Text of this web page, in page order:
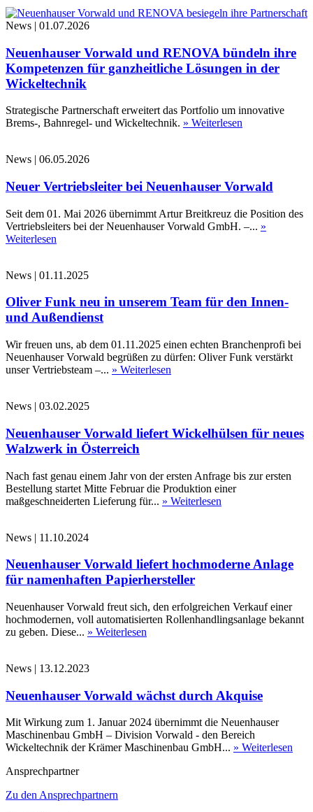
News | 01.07.2026
Neuenhauser Vorwald und RENOVA bündeln ihre
Kompetenzen für ganzheitliche Lösungen in der
Wickeltechnik
Strategische Partnerschaft erweitert das Portfolio um innovative
Brems-, Bahnregel- und Wickeltechnik. » Weiterlesen
News | 06.05.2026
Neuer Vertriebsleiter bei Neuenhauser Vorwald
Seit dem 01. Mai 2026 übernimmt Artur Breitkreuz die Position des
Vertriebsleiters bei der Neuenhauser Vorwald GmbH. –... »
Weiterlesen
News | 01.11.2025
Oliver Funk neu in unserem Team für den Innen-
und Außendienst
Wir freuen uns, ab dem 01.11.2025 einen echten Branchenprofi bei
Neuenhauser Vorwald begrüßen zu dürfen: Oliver Funk verstärkt
unser Vertriebsteam –... » Weiterlesen
News | 03.02.2025
Neuenhauser Vorwald liefert Wickelhülsen für neues
Walzwerk in Österreich
Nach fast genau einem Jahr von der ersten Anfrage bis zur ersten
Bestellung startet Mitte Februar die Produktion einer
maßgeschneiderten Lieferung für... » Weiterlesen
News | 11.10.2024
Neuenhauser Vorwald liefert hochmoderne Anlage
für namenhaften Papierhersteller
Neuenhauser Vorwald freut sich, den erfolgreichen Verkauf einer
hochmodernen, voll automatisierten Rollenhandlingsanlage bekannt
zu geben. Diese... » Weiterlesen
News | 13.12.2023
Neuenhauser Vorwald wächst durch Akquise
Mit Wirkung zum 1. Januar 2024 übernimmt die Neuenhauser
Maschinenbau GmbH – Division Vorwald - den Bereich
Wickeltechnik der Krämer Maschinenbau GmbH... » Weiterlesen
Ansprechpartner
Zu den Ansprechpartnern